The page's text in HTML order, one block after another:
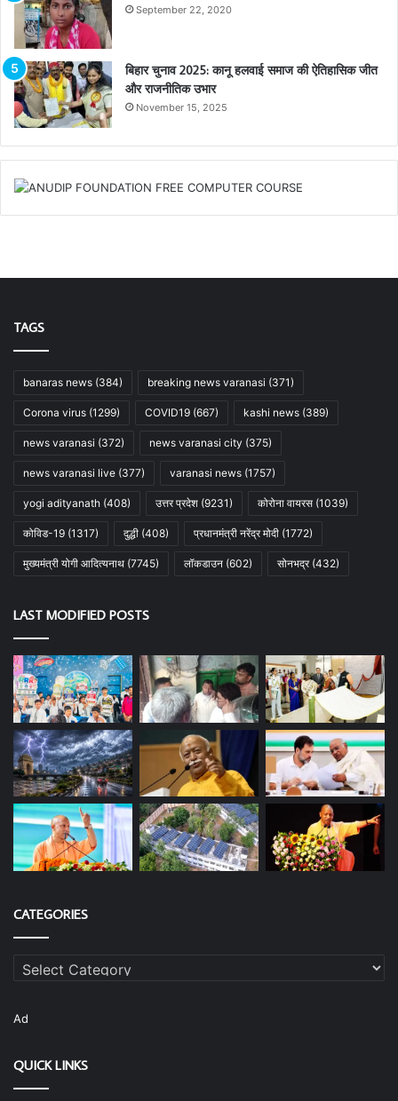
September 22, 2020
बिहार चुनाव 2025: कानू हलवाई समाज की ऐतिहासिक जीत
और राजनीतिक उभार
November 15, 2025
TAGS
banaras news (384) breaking news varanasi (371)
Corona virus (1299) COVID19 (667) kashi news (389)
news varanasi (372) news varanasi city (375)
news varanasi live (377) varanasi news (1757)
yogi adityanath (408) उत्तर प्रदेश (9231) कोरोना वायरस (1039)
कोविड-19 (1317) दुद्धी (408) प्रधानमंत्री नरेंद्र मोदी (1772)
मुख्यमंत्री योगी आदित्यनाथ (7745) लॉकडाउन (602) सोनभद्र(432)
LAST MODIFIED POSTS
CATEGORIES
Categories
Ad
QUICK LINKS